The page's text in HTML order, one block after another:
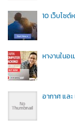
10 เว็บไซ
หางานในอ
อากาศ และ